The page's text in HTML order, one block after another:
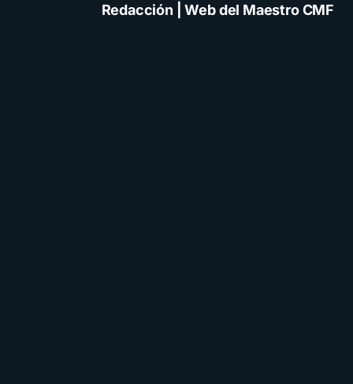
Redacción | Web del Maestro CMF